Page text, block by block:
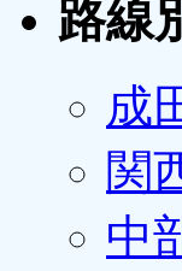
路線
成
関
中